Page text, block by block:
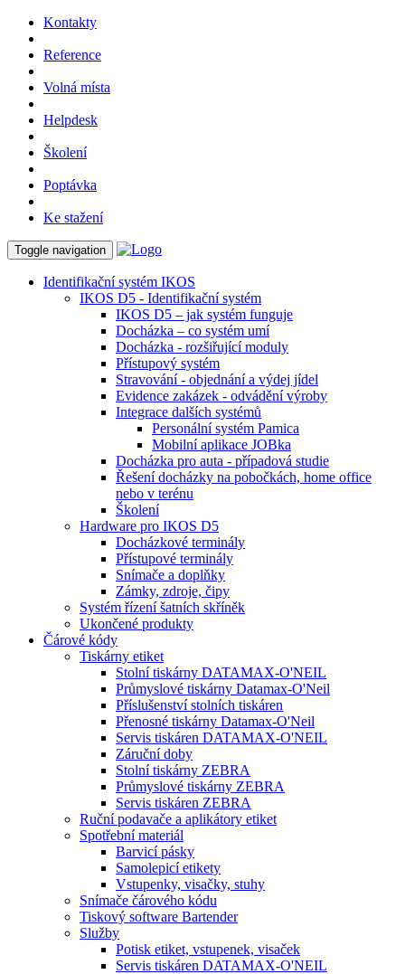
Kontakty
Reference
Volná místa
Helpdesk
Školení
Poptávka
Ke stažení
Toggle navigation
Identifikační systém IKOS
IKOS D5 - Identifikační systém
IKOS D5 – jak systém funguje
Docházka – co systém umí
Docházka - rozšiřující moduly
Přístupový systém
Stravování - objednání a výdej jídel
Evidence zakázek - odvádění výroby
Integrace dalších systémů
Personální systém Pamica
Mobilní aplikace JOBka
Docházka pro auta - případová studie
Řešení docházky na pobočkách, home office
nebo v terénu
Školení
Hardware pro IKOS D5
Docházkové terminály
Přístupové terminály
Snímače a doplňky
Zámky, zdroje, čipy
Systém řízení šatních skříněk
Ukončené produkty
Čárové kódy
Tiskárny etiket
Stolní tiskárny DATAMAX-O'NEIL
Průmyslové tiskárny Datamax-O'Neil
Příslušenství stolních tiskáren
Přenosné tiskárny Datamax-O'Neil
Servis tiskáren DATAMAX-O'NEIL
Záruční doby
Stolní tiskárny ZEBRA
Průmyslové tiskárny ZEBRA
Servis tiskáren ZEBRA
Ruční podavače a aplikátory etiket
Spotřební materiál
Barvicí pásky
Samolepicí etikety
Vstupenky, visačky, stuhy
Snímače čárového kódu
Tiskový software Bartender
Služby
Potisk etiket, vstupenek, visaček
Servis tiskáren DATAMAX-O'NEIL